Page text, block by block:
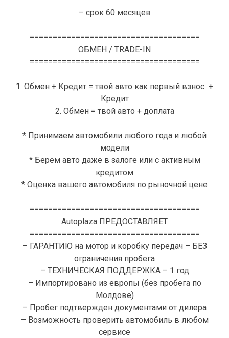
– срок 60 месяцев
=====================================
ОБМЕН / TRADE-IN
=====================================
1. Обмен + Кредит = твой авто как первый взнос +
Кредит
2. Обмен = твой авто + доплата
* Принимаем автомобили любого года и любой
модели
* Берём авто даже в залоге или с активным
кредитом
* Оценка вашего автомобиля по рыночной цене
=====================================
Autoplaza ПРЕДОСТАВЛЯЕТ
=====================================
– ГАРАНТИЮ на мотор и коробку передач – БЕЗ
ограничения пробега
– ТЕХНИЧЕСКАЯ ПОДДЕРЖКА – 1 год
– Импортировано из европы (без пробега по
Молдове)
– Пробег подтвержден документами от дилера
– Возможность проверить автомобиль в любом
сервисе